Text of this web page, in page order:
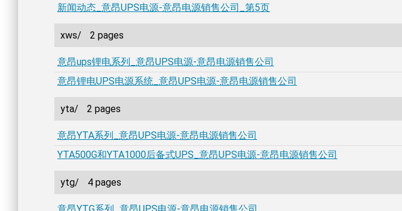
新闻动态_意昂UPS电源-意昂电源销售公司_第5页
xws/ 2 pages
意昂ups锂电系列_意昂UPS电源-意昂电源销售公司
意昂锂电UPS电源系统_意昂UPS电源-意昂电源销售公司
yta/ 2 pages
意昂YTA系列_意昂UPS电源-意昂电源销售公司
YTA500G和YTA1000后备式UPS_意昂UPS电源-意昂电源销售公司
ytg/ 4 pages